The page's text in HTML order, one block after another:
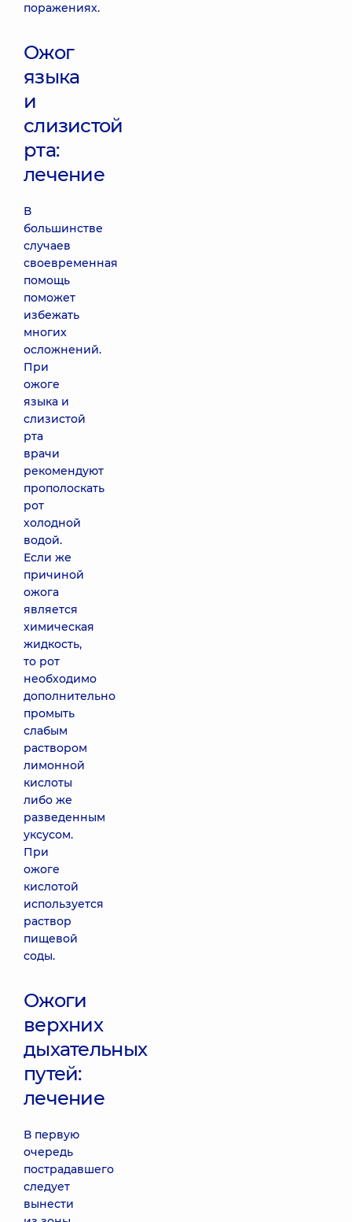
поражениях.
Ожог
языка
и
слизистой
рта:
лечение
В
большинстве
случаев
своевременная
помощь
поможет
избежать
многих
осложнений.
При
ожоге
языка и
слизистой
рта
врачи
рекомендуют
прополоскать
рот
холодной
водой.
Если же
причиной
ожога
является
химическая
жидкость,
то рот
необходимо
дополнительно
промыть
слабым
раствором
лимонной
кислоты
либо же
разведенным
уксусом.
При
ожоге
кислотой
используется
раствор
пищевой
соды.
Ожоги
верхних
дыхательных
путей:
лечение
В первую
очередь
пострадавшего
следует
вынести